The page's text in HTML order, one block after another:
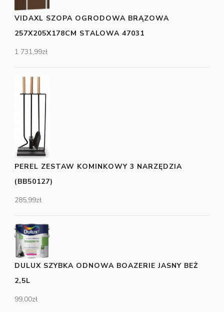
VIDAXL SZOPA OGRODOWA BRĄZOWA
257X205X178CM STALOWA 47031
1 731,99zł
PEREL ZESTAW KOMINKOWY 3 NARZĘDZIA
(BB50127)
285,99zł
DULUX SZYBKA ODNOWA BOAZERIE JASNY BEŻ
2,5L
99,00zł